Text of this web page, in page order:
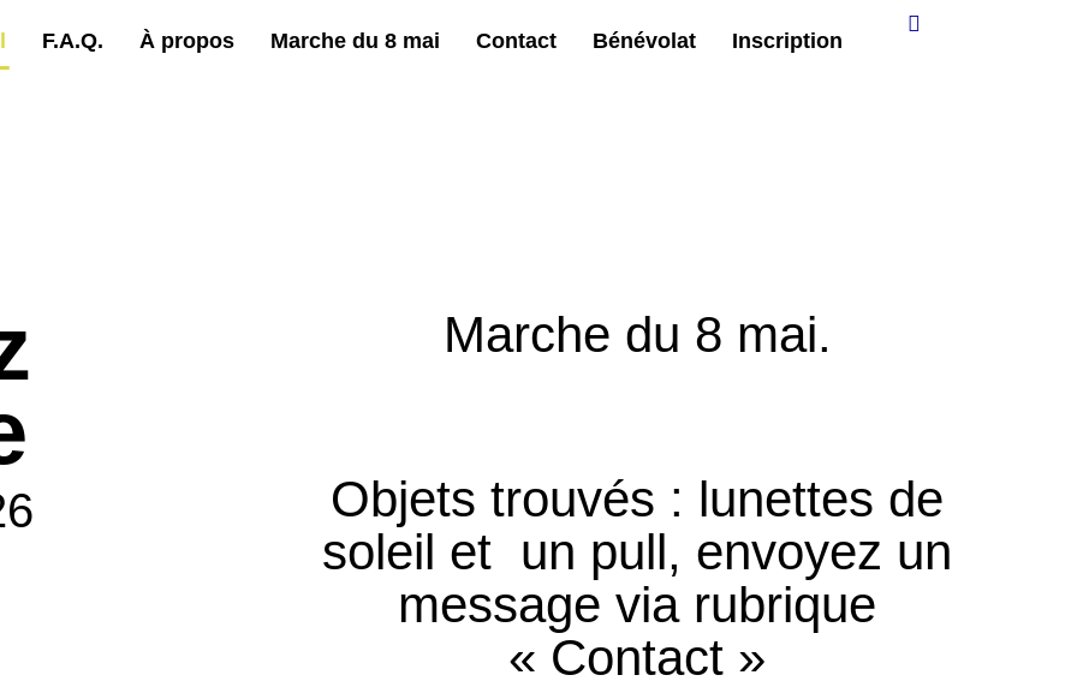
F.A.Q. À propos Marche du 8 mai Contact Bénévolat Inscription
Marche du 8 mai.
Objets trouvés : lunettes de
soleil et un pull, envoyez un
message via rubrique
« Contact »